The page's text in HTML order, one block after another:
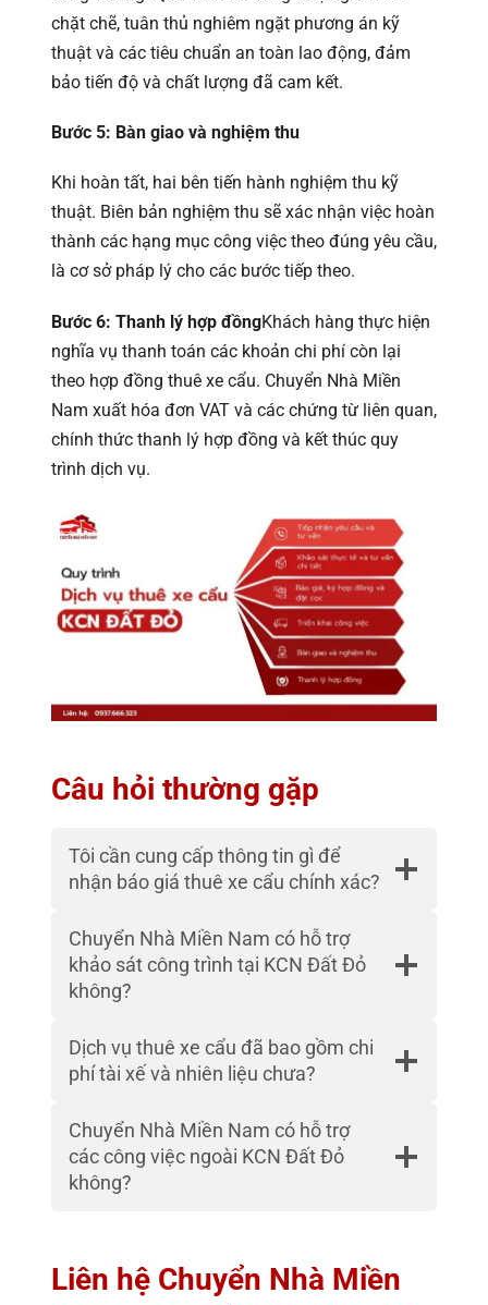
chặt chẽ, tuân thủ nghiêm ngặt phương án kỹ
thuật và các tiêu chuẩn an toàn lao động, đảm
bảo tiến độ và chất lượng đã cam kết.
Bước 5: Bàn giao và nghiệm thu
Khi hoàn tất, hai bên tiến hành nghiệm thu kỹ
thuật. Biên bản nghiệm thu sẽ xác nhận việc hoàn
thành các hạng mục công việc theo đúng yêu cầu,
là cơ sở pháp lý cho các bước tiếp theo.
Bước 6: Thanh lý hợp đồngKhách hàng thực hiện
nghĩa vụ thanh toán các khoản chi phí còn lại
theo hợp đồng thuê xe cẩu. Chuyển Nhà Miền
Nam xuất hóa đơn VAT và các chứng từ liên quan,
chính thức thanh lý hợp đồng và kết thúc quy
trình dịch vụ.
Câu hỏi thường gặp
Tôi cần cung cấp thông tin gì để
nhận báo giá thuê xe cẩu chính xác?
Chuyển Nhà Miền Nam có hỗ trợ
khảo sát công trình tại KCN Đất Đỏ
không?
Dịch vụ thuê xe cẩu đã bao gồm chi
phí tài xế và nhiên liệu chưa?
Chuyển Nhà Miền Nam có hỗ trợ
các công việc ngoài KCN Đất Đỏ
không?
Liên hệ Chuyển Nhà Miền